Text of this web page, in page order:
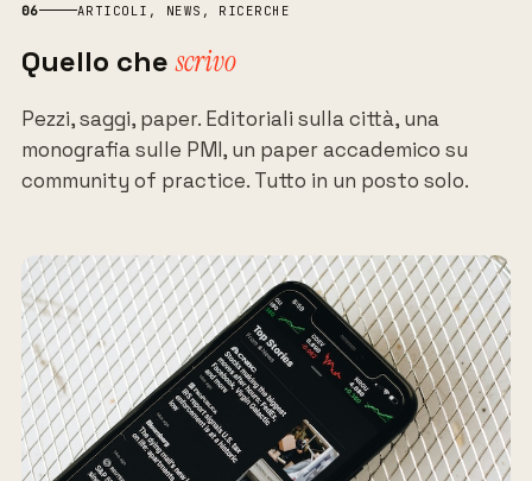
06 ARTICOLI, NEWS, RICERCHE
Quello chescrivo
Pezzi, saggi, paper. Editoriali sulla città, una
monografia sulle PMI, un paper accademico su
community of practice. Tutto in un posto solo.